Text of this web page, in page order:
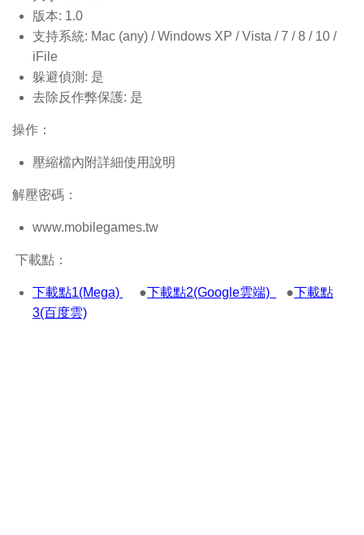
版本: 1.0
支持系統: Mac (any) / Windows XP / Vista / 7 / 8 / 10 /
iFile
躲避偵測: 是
去除反作弊保護: 是
操作：
壓縮檔內附詳細使用說明
解壓密碼：
www.mobilegames.tw
下載點：
下載點1(Mega) ●下載點2(Google雲端) ●下載點
3(百度雲)